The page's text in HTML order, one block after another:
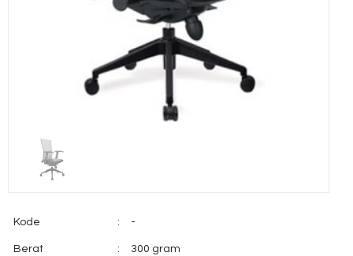
Kode : -
Berat : 300 gram